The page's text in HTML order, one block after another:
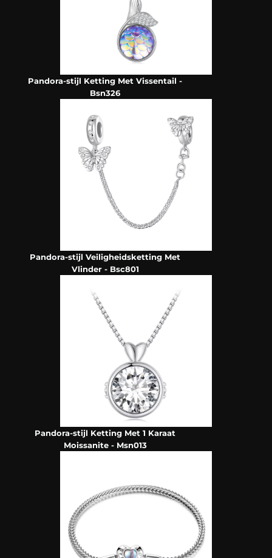
Pandora-stijl Ketting Met Vissentail -
Bsn326
Pandora-stijl Veiligheidsketting Met
Vlinder - Bsc801
Pandora-stijl Ketting Met 1 Karaat
Moissanite - Msn013